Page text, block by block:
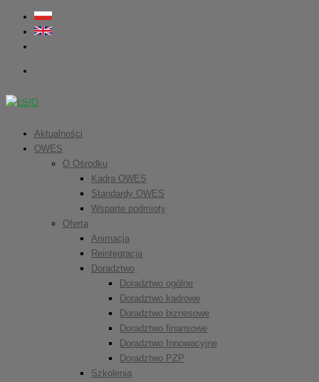
Aktualności
OWES
O Ośrodku
Kadra OWES
Standardy OWES
Wsparte podmioty
Oferta
Animacja
Reintegracja
Doradztwo
Doradztwo ogólne
Doradztwo kadrowe
Doradztwo biznesowe
Doradztwo finansowe
Doradztwo Innowacyjne
Doradztwo PZP
Szkolenia